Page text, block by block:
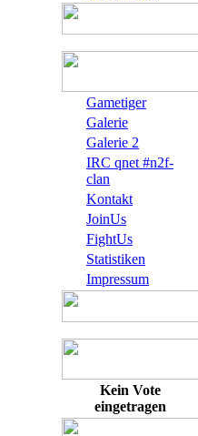
Gametiger
Galerie
Galerie 2
IRC qnet #n2f-
clan
Kontakt
JoinUs
FightUs
Statistiken
Impressum
Kein Vote
eingetragen